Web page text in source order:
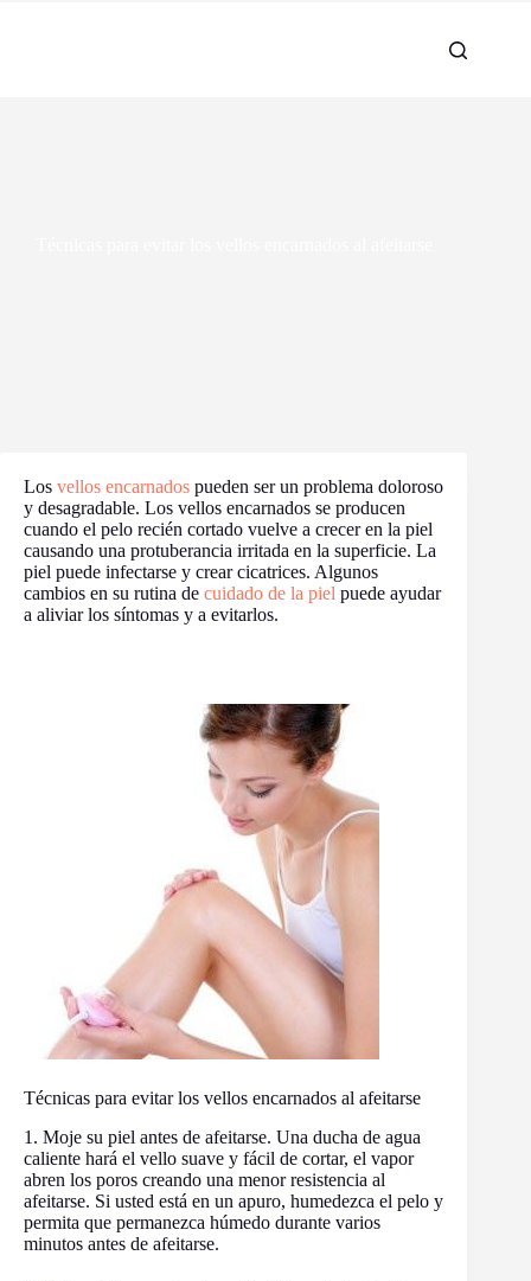
Los vellos encarnados pueden ser un problema doloroso
y desagradable. Los vellos encarnados se producen
cuando el pelo recién cortado vuelve a crecer en la piel
causando una protuberancia irritada en la superficie. La
piel puede infectarse y crear cicatrices. Algunos
cambios en su rutina de cuidado de la piel puede ayudar
a aliviar los síntomas y a evitarlos.
Técnicas para evitar los vellos encarnados al afeitarse
1. Moje su piel antes de afeitarse. Una ducha de agua
caliente hará el vello suave y fácil de cortar, el vapor
abren los poros creando una menor resistencia al
afeitarse. Si usted está en un apuro, humedezca el pelo y
permita que permanezca húmedo durante varios
minutos antes de afeitarse.